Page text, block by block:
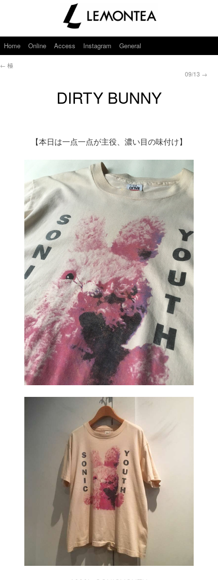
Home Online Access Instagram General
← 極
09/13 →
DIRTY BUNNY
【本日は一点一点が主役、濃い目の味付け】